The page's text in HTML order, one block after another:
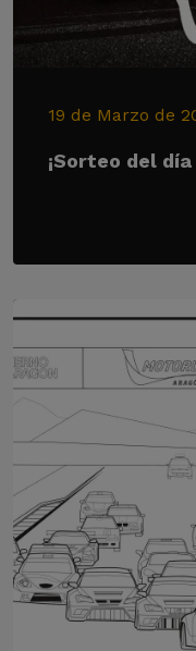
19 de Marzo de
¡Sorteo del